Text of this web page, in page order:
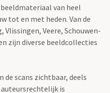
van heel
tot en met heden. Van de
Veere, Schouwen-
zijn diverse beeldcollecties
de scans zichtbaar, deels
is